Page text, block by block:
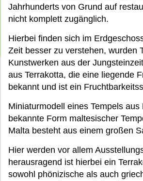
Jahrhunderts von Grund auf
nicht komplett zugänglich.
Hierbei finden sich im
Zeit besser zu verstehen, wurden
Kunstwerken aus der
aus Terrakotta, die eine liegende
bekannt und ist ein
Miniaturmodell eines Tempels
bekannte Form maltesischer
Malta besteht aus einem großen
Hier werden vor allem
herausragend ist hierbei ein
sowohl phönizische als auch